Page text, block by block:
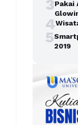
3Pakai
4
52019